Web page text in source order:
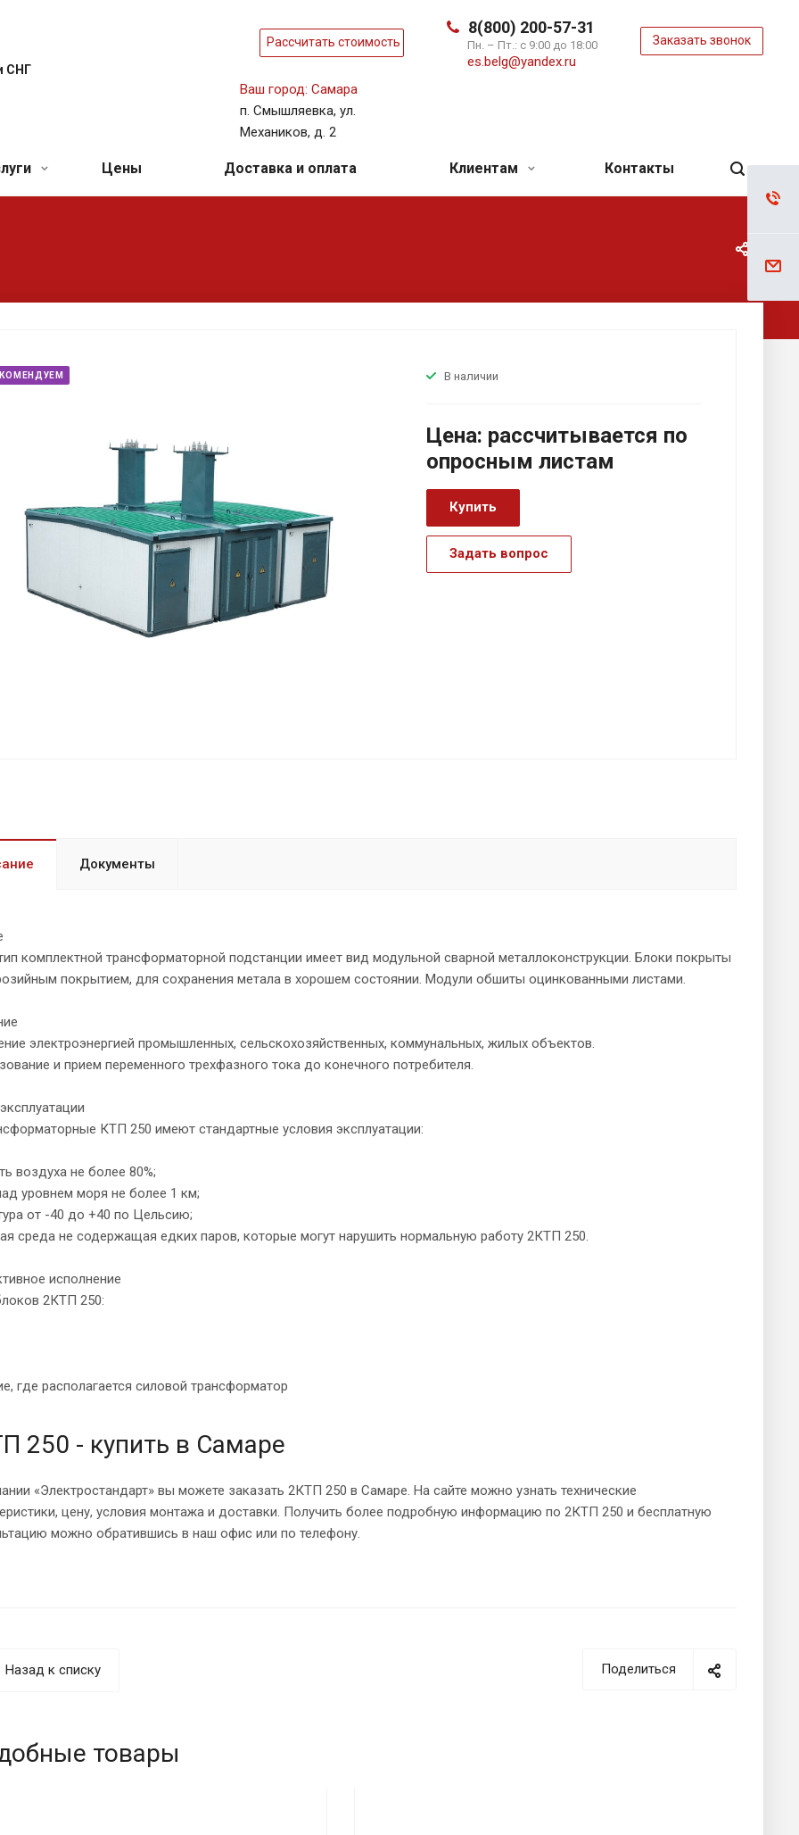
СНГ
8(800) 200-57-31
Пн. – Пт.: с 9:00 до 18:00
es.belg@yandex.ru
Заказать звонок
Рассчитать стоимость
Ваш город: Самара
п. Смышляевка, ул.
Механиков, д. 2
Цены Доставка и оплата Клиентам Контакты
В наличии
Цена: рассчитывается по
опросным листам
Купить
Задать вопрос
Документы
комплектной трансформаторной подстанции имеет вид модульной сварной металлоконструкции. Блоки покрыты
покрытием, для сохранения метала в хорошем состоянии. Модули обшиты оцинкованными листами.
электроэнергией промышленных, сельскохозяйственных, коммунальных, жилых объектов.
и прием переменного трехфазного тока до конечного потребителя.
КТП 250 имеют стандартные условия эксплуатации:
воздуха не более 80%;
уровнем моря не более 1 км;
от -40 до +40 по Цельсию;
среда не содержащая едких паров, которые могут нарушить нормальную работу 2КТП 250.
исполнение
2КТП 250:
где располагается силовой трансформатор
250 - купить в Самаре
«Электростандарт» вы можете заказать 2КТП 250 в Самаре. На сайте можно узнать технические
цену, условия монтажа и доставки. Получить более подробную информацию по 2КТП 250 и бесплатную
можно обратившись в наш офис или по телефону.
Поделиться
Назад к списку
товары